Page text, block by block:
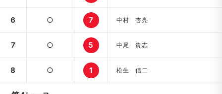
6 ○ 7 中村 杏亮
7 ○ 5 中尾 貴志
8 ○ 1 松生 信二